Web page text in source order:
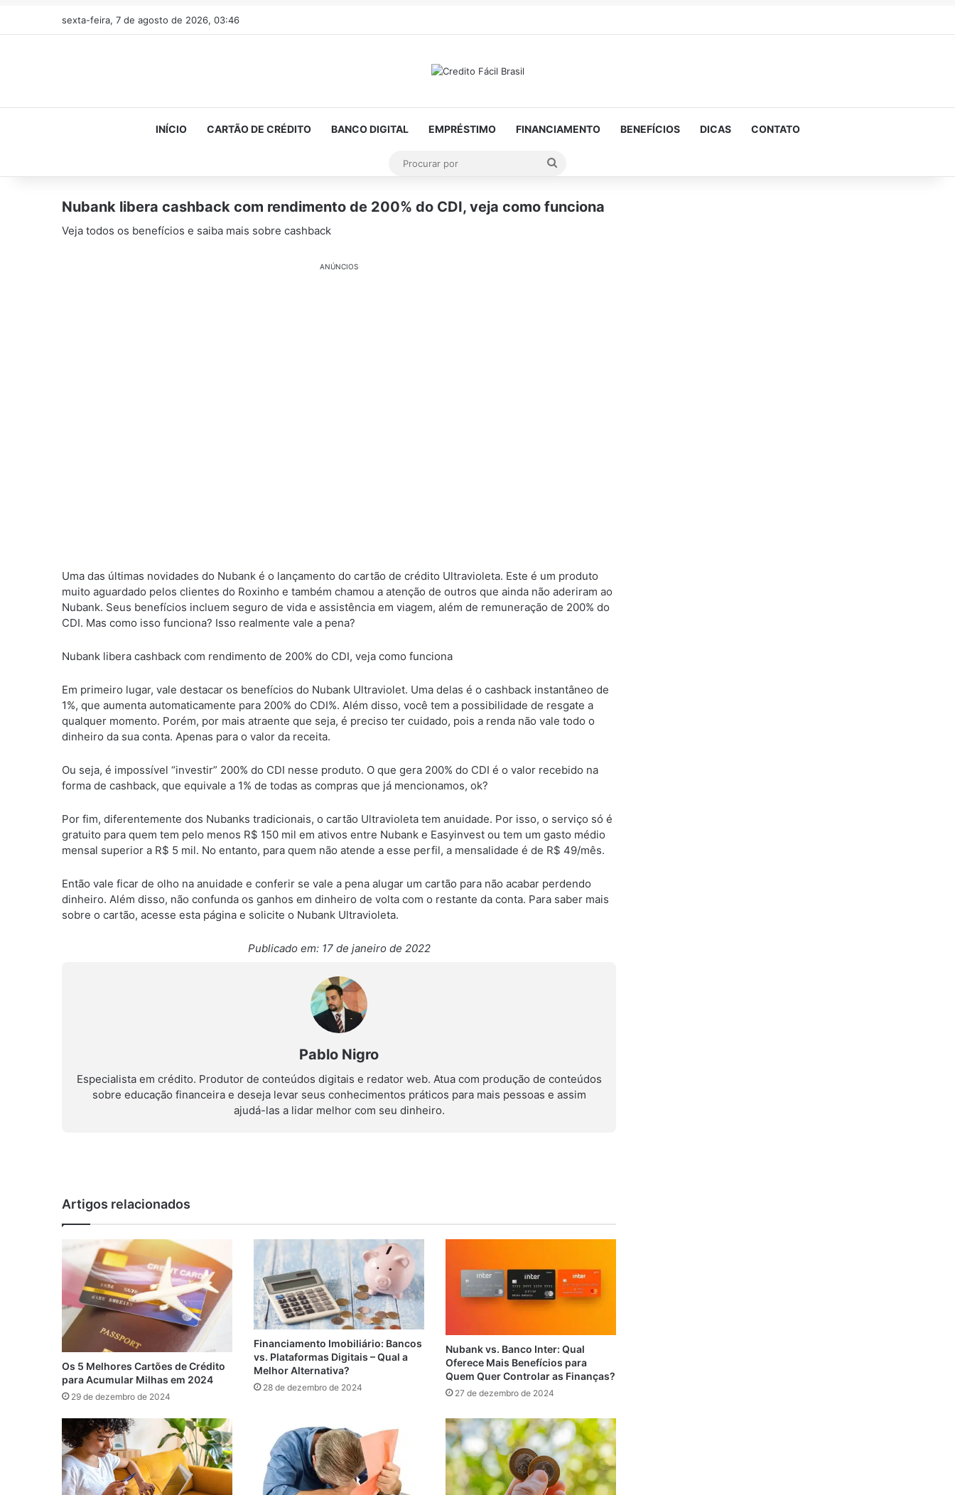
sexta-feira, 7 de agosto de 2026, 03:46
INÍCIO CARTÃO DE CRÉDITO BANCO DIGITAL EMPRÉSTIMO FINANCIAMENTO BENEFÍCIOS DICAS CONTATO
Nubank libera cashback com rendimento de 200% do CDI, veja como funciona
Veja todos os benefícios e saiba mais sobre cashback
ANÚNCIOS
Uma das últimas novidades do Nubank é o lançamento do cartão de crédito Ultravioleta. Este é um produto
muito aguardado pelos clientes do Roxinho e também chamou a atenção de outros que ainda não aderiram ao
Nubank. Seus benefícios incluem seguro de vida e assistência em viagem, além de remuneração de 200% do
CDI. Mas como isso funciona? Isso realmente vale a pena?
Nubank libera cashback com rendimento de 200% do CDI, veja como funciona
Em primeiro lugar, vale destacar os benefícios do Nubank Ultraviolet. Uma delas é o cashback instantâneo de
1%, que aumenta automaticamente para 200% do CDI%. Além disso, você tem a possibilidade de resgate a
qualquer momento. Porém, por mais atraente que seja, é preciso ter cuidado, pois a renda não vale todo o
dinheiro da sua conta. Apenas para o valor da receita.
Ou seja, é impossível “investir” 200% do CDI nesse produto. O que gera 200% do CDI é o valor recebido na
forma de cashback, que equivale a 1% de todas as compras que já mencionamos, ok?
Por fim, diferentemente dos Nubanks tradicionais, o cartão Ultravioleta tem anuidade. Por isso, o serviço só é
gratuito para quem tem pelo menos R$ 150 mil em ativos entre Nubank e Easyinvest ou tem um gasto médio
mensal superior a R$ 5 mil. No entanto, para quem não atende a esse perfil, a mensalidade é de R$ 49/mês.
Então vale ficar de olho na anuidade e conferir se vale a pena alugar um cartão para não acabar perdendo
dinheiro. Além disso, não confunda os ganhos em dinheiro de volta com o restante da conta. Para saber mais
sobre o cartão, acesse esta página e solicite o Nubank Ultravioleta.
Publicado em: 17 de janeiro de 2022
Pablo Nigro
Especialista em crédito. Produtor de conteúdos digitais e redator web. Atua com produção de conteúdos
sobre educação financeira e deseja levar seus conhecimentos práticos para mais pessoas e assim
ajudá-las a lidar melhor com seu dinheiro.
Artigos relacionados
Os 5 Melhores Cartões de Crédito
para Acumular Milhas em 2024
29 de dezembro de 2024
Financiamento Imobiliário: Bancos
vs. Plataformas Digitais – Qual a
Melhor Alternativa?
28 de dezembro de 2024
Nubank vs. Banco Inter: Qual
Oferece Mais Benefícios para
Quem Quer Controlar as Finanças?
27 de dezembro de 2024